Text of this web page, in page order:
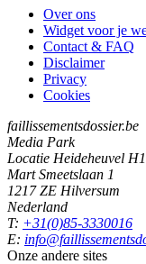
Over ons
Widget voor je
Contact & FAQ
Disclaimer
Privacy
Cookies
faillissementsdossier.be
Media Park
Locatie Heideheuvel H1
Mart Smeetslaan 1
1217 ZE Hilversum
Nederland
T: +31(0)85-3330016
E:
Onze andere sites